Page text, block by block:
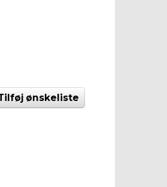
ønskeliste